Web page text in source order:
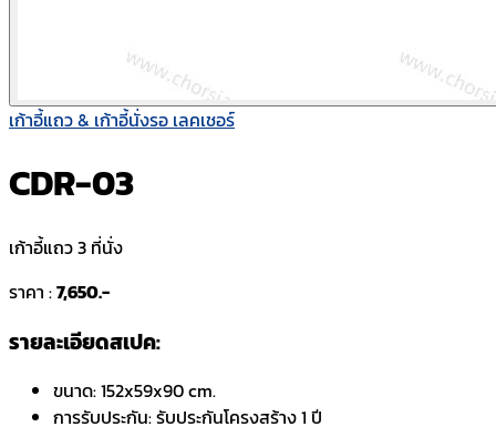
เก้าอี้แถว & เก้าอี้นั่งรอ เลคเชอร์
CDR-03
เก้าอี้แถว 3 ที่นั่ง
ราคา :7,650.-
รายละเอียดสเปค:
ขนาด:152x59x90 cm.
การรับประกัน:รับประกันโครงสร้าง 1 ปี